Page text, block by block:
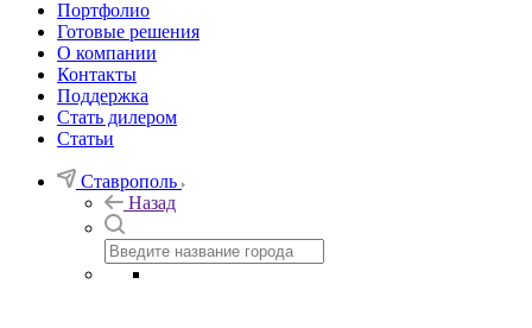
Портфолио
Готовые решения
О компании
Контакты
Поддержка
Стать дилером
Статьи
Ставрополь
Назад